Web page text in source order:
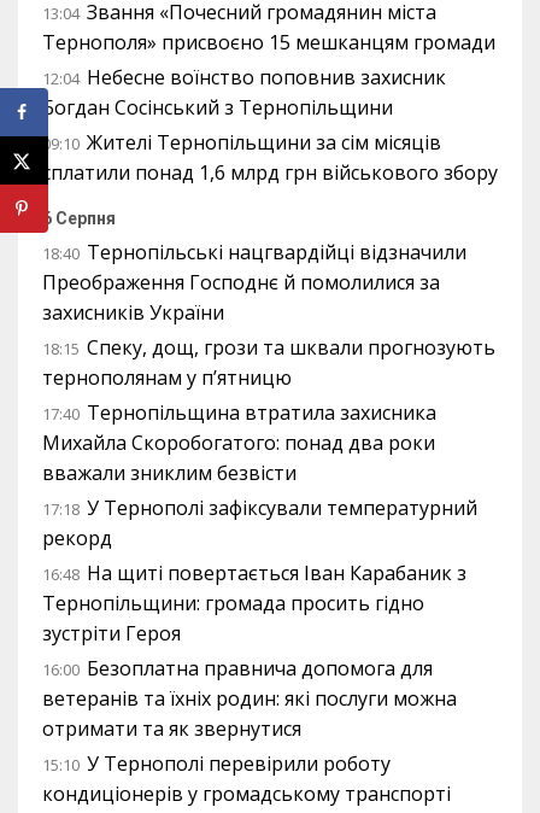
13:04 Звання «Почесний громадянин міста
Тернополя» присвоєно 15 мешканцям громади
12:04 Небесне воїнство поповнив захисник
Богдан Сосінський з Тернопільщини
09:10 Жителі Тернопільщини за сім місяців
сплатили понад 1,6 млрд грн військового збору
6 Серпня
18:40 Тернопільські нацгвардійці відзначили
Преображення Господнє й помолилися за
захисників України
18:15 Спеку, дощ, грози та шквали прогнозують
тернополянам у п’ятницю
17:40 Тернопільщина втратила захисника
Михайла Скоробогатого: понад два роки
вважали зниклим безвісти
17:18 У Тернополі зафіксували температурний
рекорд
16:48 На щиті повертається Іван Карабаник з
Тернопільщини: громада просить гідно
зустріти Героя
16:00 Безоплатна правнича допомога для
ветеранів та їхніх родин: які послуги можна
отримати та як звернутися
15:10 У Тернополі перевірили роботу
кондиціонерів у громадському транспорті